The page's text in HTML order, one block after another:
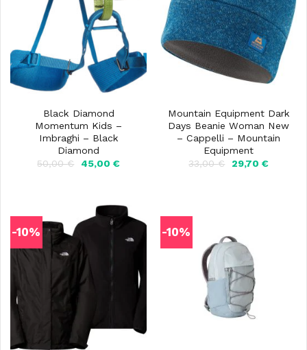
Black Diamond
Momentum Kids –
Imbraghi – Black
Diamond
50,00€
Il
45,00 €Il
Mountain Equipment Dark
Days Beanie Woman New
– Cappelli – Mountain
Equipment
33,00€
Il
29,70 €Il
-10% -10%